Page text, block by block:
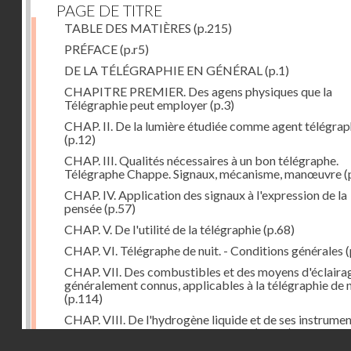
PAGE DE TITRE
TABLE DES MATIÈRES (p.215)
PRÉFACE(p.r5)
DE LA TÉLÉGRAPHIE EN GÉNÉRAL (p.1)
CHAPITRE PREMIER. Des agens physiques que la
Télégraphie peut employer(p.3)
CHAP. II. De la lumière étudiée comme agent
(p.12)
CHAP. III. Qualités nécessaires à un bon télégraphe.
Télégraphe Chappe. Signaux, mécanisme, manœuvre
CHAP. IV. Application des signaux à l'expression de la
pensée(p.57)
CHAP. V. De l'utilité de la télégraphie(p.68)
CHAP. VI. Télégraphe de nuit. - Conditions générales
CHAP. VII. Des combustibles et des moyens
généralement connus, applicables à la télégraphie de
(p.114)
CHAP. VIII. De l'hydrogène liquide et de ses
d'emploi dans la télégraphie de nuit(p.142)